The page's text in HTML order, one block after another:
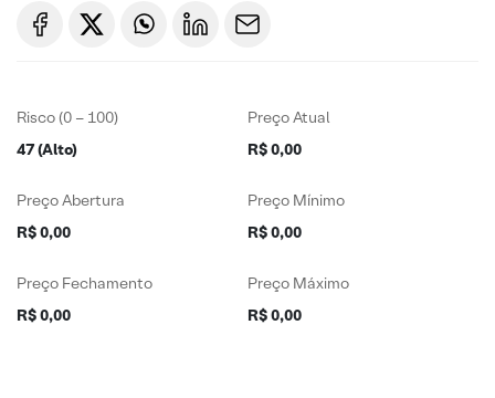
Risco (0 – 100)
47 (Alto)
Preço Atual
R$ 0,00
Preço Abertura
R$ 0,00
Preço Mínimo
R$ 0,00
Preço Fechamento
R$ 0,00
Preço Máximo
R$ 0,00